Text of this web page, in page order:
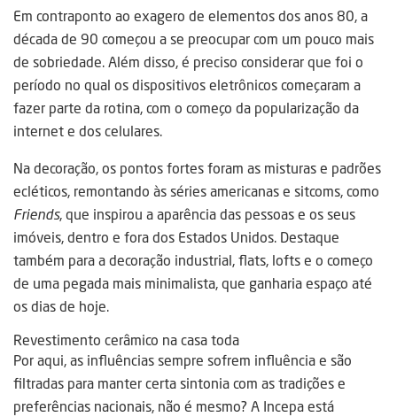
Em contraponto ao exagero de elementos dos anos 80, a
década de 90 começou a se preocupar com um pouco mais
de sobriedade. Além disso, é preciso considerar que foi o
período no qual os dispositivos eletrônicos começaram a
fazer parte da rotina, com o começo da popularização da
internet e dos celulares.
Na decoração, os pontos fortes foram as misturas e padrões
ecléticos, remontando às séries americanas e sitcoms, como
Friends, que inspirou a aparência das pessoas e os seus
imóveis, dentro e fora dos Estados Unidos. Destaque
também para a decoração industrial, flats, lofts e o começo
de uma pegada mais minimalista, que ganharia espaço até
os dias de hoje.
Revestimento cerâmico na casa toda
Por aqui, as influências sempre sofrem influência e são
filtradas para manter certa sintonia com as tradições e
preferências nacionais, não é mesmo? A Incepa está